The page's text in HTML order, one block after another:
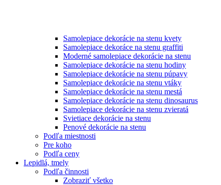
Samolepiace dekorácie na stenu kvety
Samolepiace dekoráce na stenu graffiti
Moderné samolepiace dekorácie na stenu
Samolepiace dekorácie na stenu hodiny
Samolepiace dekorácie na stenu púpavy
Samolepiace dekorácie na stenu vtáky
Samolepiace dekorácie na stenu mestá
Samolepiace dekorácie na stenu dinosaurus
Samolepiace dekorácie na stenu zvieratá
Svietiace dekorácie na stenu
Penové dekorácie na stenu
Podľa miestnosti
Pre koho
Podľa ceny
Lepidlá, tmely
Podľa činnosti
Zobraziť všetko